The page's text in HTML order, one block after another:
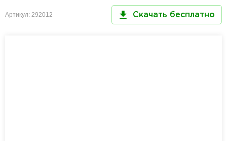
Артикул: 292012 Скачать бесплатно